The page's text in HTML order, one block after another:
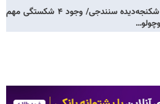
آخرین خبر از دختران شکنجه‌دیده سنندجی/ وجود ۴ شکستگی مهم